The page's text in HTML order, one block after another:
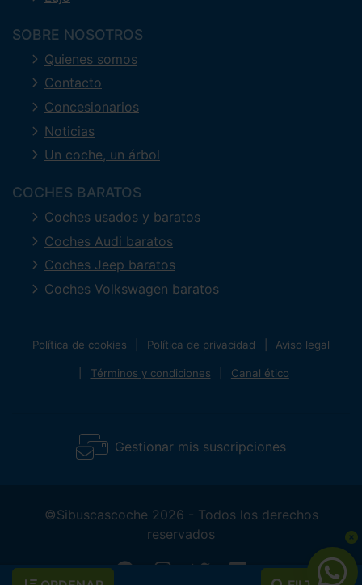
SOBRE NOSOTROS
Quienes somos
Contacto
Concesionarios
Noticias
Un coche, un árbol
COCHES BARATOS
Coches usados y baratos
Coches Audi baratos
Coches Jeep baratos
Coches Volkswagen baratos
Política de cookies Política de privacidad Aviso legal
Términos y condiciones Canal ético
Gestionar mis suscripciones
©Sibuscascoche 2026 - Todos los derechos
reservados